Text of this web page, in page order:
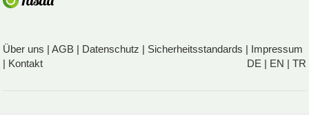
Über uns |AGB | Datenschutz | Sicherheitsstandards | Impressum
| Kontakt DE | EN | TR